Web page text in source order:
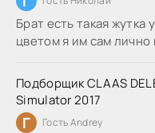
Брат есть такая
цветом я им сам
Подборщик CLAAS
Simulator 2017
Г Гость Andrey